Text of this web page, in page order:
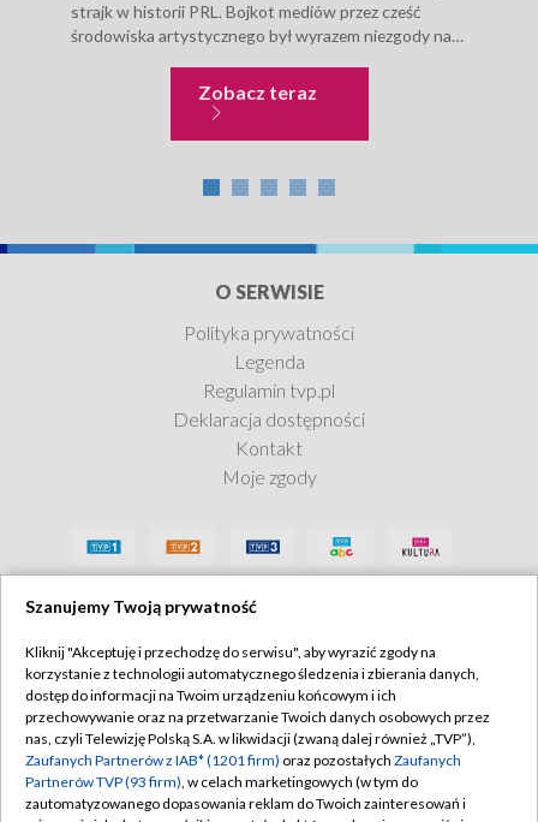
strajk w historii PRL. Bojkot mediów przez cześć
środowiska artystycznego był wyrazem niezgody na
Zobacz terazHistoria współczesna
O SERWISIE
Polityka prywatności
Legenda
Regulamin tvp.pl
Deklaracja dostępności
Kontakt
Moje zgody
Szanujemy Twoją prywatność
Kliknij "Akceptuję i przechodzę do serwisu", aby wyrazić zgody na
korzystanie z technologii automatycznego śledzenia i zbierania danych,
dostęp do informacji na Twoim urządzeniu końcowym i ich
przechowywanie oraz na przetwarzanie Twoich danych osobowych przez
nas, czyli Telewizję Polską S.A. w likwidacji (zwaną dalej również „TVP”),
Zaufanych Partnerów z IAB* (1201 firm) oraz pozostałych Zaufanych
Partnerów TVP (93 firm), w celach marketingowych (w tym do
zautomatyzowanego dopasowania reklam do Twoich zainteresowań i